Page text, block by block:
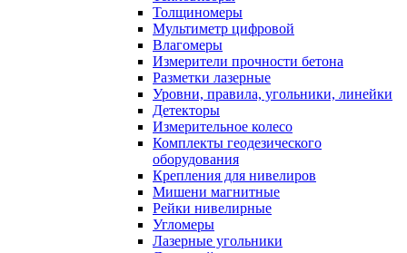
Толщиномеры
Мультиметр цифровой
Влагомеры
Измерители прочности бетона
Разметки лазерные
Уровни, правила, угольники, линейки
Детекторы
Измерительное колесо
Комплекты геодезического
оборудования
Крепления для нивелиров
Мишени магнитные
Рейки нивелирные
Угломеры
Лазерные угольники